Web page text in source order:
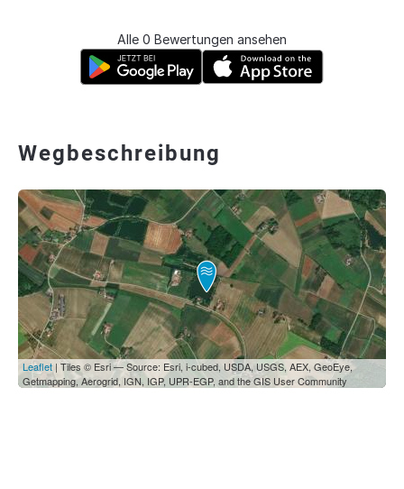
Alle 0 Bewertungen ansehen
Wegbeschreibung
Leaflet | Tiles © Esri — Source: Esri, i-cubed, USDA, USGS, AEX, GeoEye,
Getmapping, Aerogrid, IGN, IGP, UPR-EGP, and the GIS User Community